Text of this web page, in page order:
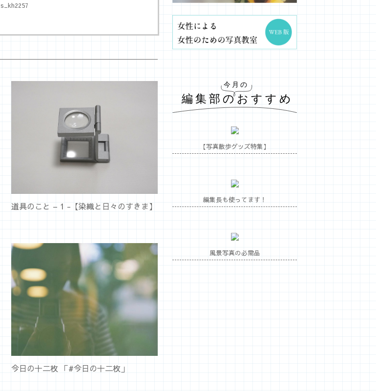
s_kh2257
道具のこと – 1 -【染織と日々のすきま】
今日の十二枚 「#今日の十二枚」
【写真散歩グッズ特集】
編集長も使ってます！
風景写真の必需品